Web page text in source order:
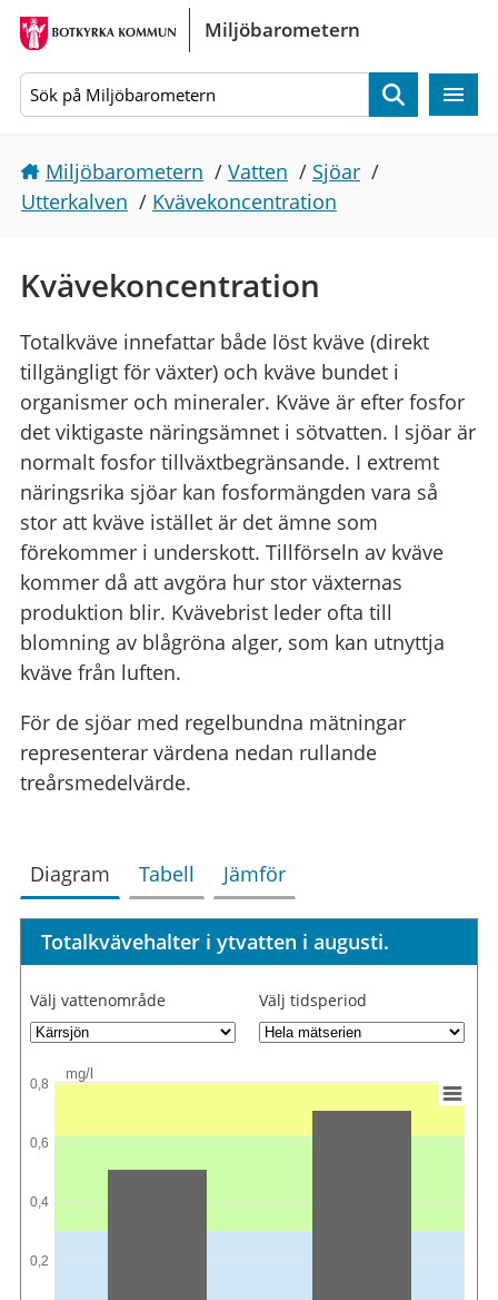
Gå direkt till sidans innehåll
Miljöbarometern
Sök
Miljöbarometern / Vatten / Sjöar /
Utterkalven / Kvävekoncentration
Kvävekoncentration
Totalkväve innefattar både löst kväve (direkt
tillgängligt för växter) och kväve bundet i
organismer och mineraler. Kväve är efter fosfor
det viktigaste näringsämnet i sötvatten. I sjöar är
normalt fosfor tillväxtbegränsande. I extremt
näringsrika sjöar kan fosformängden vara så
stor att kväve istället är det ämne som
förekommer i underskott. Tillförseln av kväve
kommer då att avgöra hur stor växternas
produktion blir. Kvävebrist leder ofta till
blomning av blågröna alger, som kan utnyttja
kväve från luften.
För de sjöar med regelbundna mätningar
representerar värdena nedan rullande
treårsmedelvärde.
Diagram Tabell Jämför
Totalkvävehalter i ytvatten i augusti.
Välj vattenområde Välj tidsperiod
mg/l
0,2
0,4
0,6
0,8